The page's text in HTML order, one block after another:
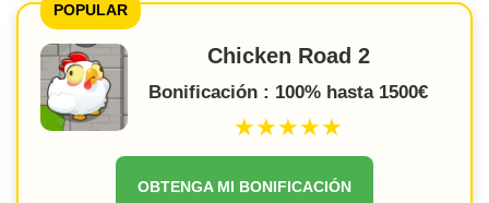
POPULAR
Chicken Road 2
Bonificación : 100% hasta 1500€
★★★★★
OBTENGA MI BONIFICACIÓN